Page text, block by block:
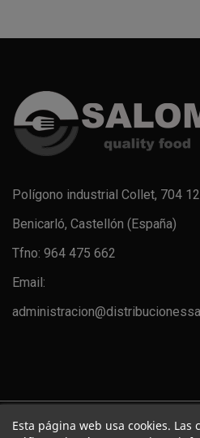
Polígono industrial Collet, 704
Benicarló, Castellón (España)
Tfno: 964 475 662
Email:
Esta página web usa cookies.